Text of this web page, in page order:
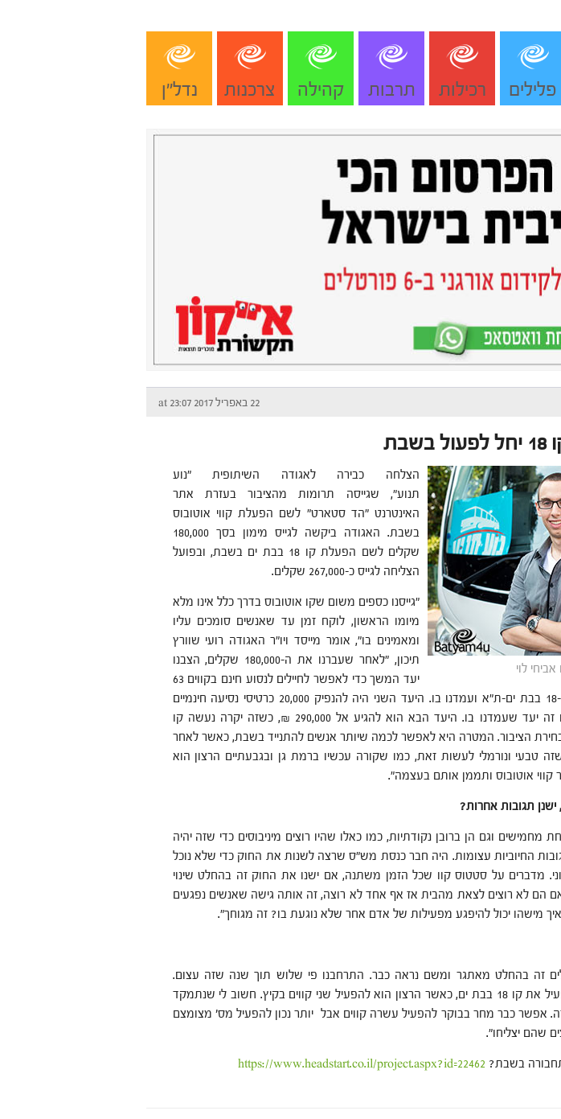
פלילים רכילות תרבות קהילה צרכנות נדל"ן
22 באפריל 2017 at 23:07
לוי
הצלחה כבירה לאגודה השיתופית "נוע
תנוע", שגייסה תרומות מהציבור בעזרת אתר
האינטרנט "הד סטארט" לשם הפעלת קווי אוטובוס
בשבת. האגודה ביקשה לגייס מימון בסך 180,000
שקלים לשם הפעלת קו 18 בבת ים בשבת, ובפועל
הצליחה לגייס כ-267,000 שקלים.
"גייסנו כספים משום שקו אוטובוס בדרך כלל אינו מלא
מיומו הראשון, לוקח זמן עד שאנשים סומכים עליו
ומאמינים בו", אומר מייסד ויו"ר האגודה רועי שוורץ
תיכון, "לאחר שעברנו את ה-180,000 שקלים, הצבנו
יעד המשך כדי לאפשר לחיילים לנסוע חינם בקווים 63
בגבעתיים, ר"ג ות"א וב-18 בבת ים-ת"א ועמדנו בו. היעד השני היה להנפיק 20,000 כרטיסי נסיעה חינמיים
לאוכלוסיות חלשות וגם זה יעד שעמדנו בו. היעד הבא הוא להגיע אל 290,000 ₪, כשזה יקרה נעשה קו
הציבור. המטרה היא לאפשר לכמה שיותר אנשים להתנייד בשבת, כאשר לאחר
טבעי ונורמלי לעשות זאת, כמו שקורה עכשיו ברמת גן ובגבעתיים הרצון הוא
אוטובוס ותממן אותם בעצמה".
תגובות אחרות?
וגם הן ברובן נקודתיות, כמו כאלו שהיו רוצים מיניבוסים כדי שזה יהיה
החיוביות עצומות. היה חבר כנסת מש"ס שרצה לשנות את החוק כדי שלא נוכל
מדברים על סטטוס קוו שכל הזמן משתנה, אם ישנו את החוק זה בהחלט שינוי
הם לא רוצים לצאת מהבית אז אף אחד לא רוצה, זה אותה גישה שאנשים נפגעים
מישהו יכול להיפגע מפעילות של אדם אחר שלא נוגעת בו? זה מגוחך".
ל-290,000 שקלים זה בהחלט מאתגר ומשם נראה כבר. התרחבנו פי שלוש תוך שנה שזה עצום.
בחודש מאי נתחיל להפעיל את קו 18 בבת ים, כאשר הרצון הוא להפעיל שני קווים בקיץ. חשוב לי שנתמקד
אפשר כבר מחר בבוקר להפעיל עשרה קווים אבל יותר נכון להפעיל מס' מצומצם
שהם יצליחו".
בשבת? https://www.headstart.co.il/project.aspx?id=22462